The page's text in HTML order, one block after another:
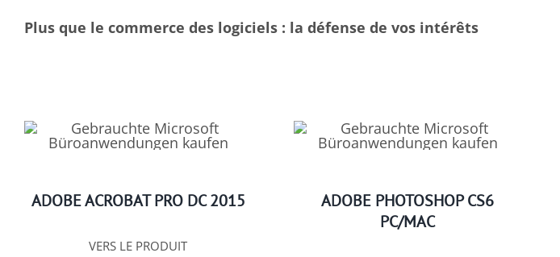
Plus que le commerce des logiciels : la défense de vos intérêts
ADOBE ACROBAT PRO DC 2015
VERS LE PRODUIT
ADOBE PHOTOSHOP CS6
PC/MAC